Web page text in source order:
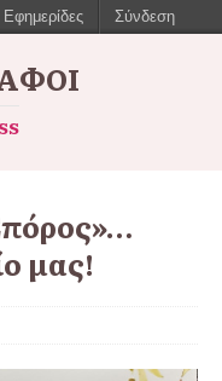
μας!
Σύνδεση